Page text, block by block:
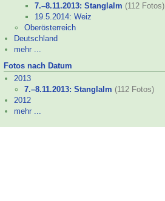
7.–8.11.2013: Stanglalm (112 Fotos)
19.5.2014: Weiz
Oberösterreich
Deutschland
mehr ...
Fotos nach Datum
2013
7.–8.11.2013: Stanglalm (112 Fotos)
2012
mehr ...